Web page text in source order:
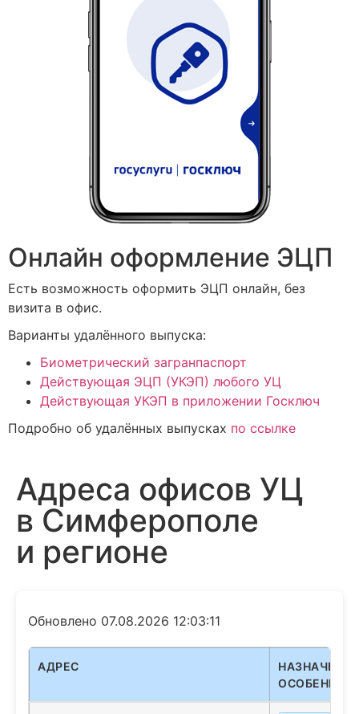
Онлайн оформление ЭЦП
Есть возможность оформить ЭЦП онлайн, без
визита в офис.
Варианты удалённого выпуска:
Биометрический загранпаспорт
Действующая ЭЦП (УКЭП) любого УЦ
Действующая УКЭП в приложении Госключ
Подробно об удалённых выпусках по ссылке
Адреса офисов УЦ
в Симферополе
и регионе
Обновлено 07.08.2026 12:03:11
АДРЕС